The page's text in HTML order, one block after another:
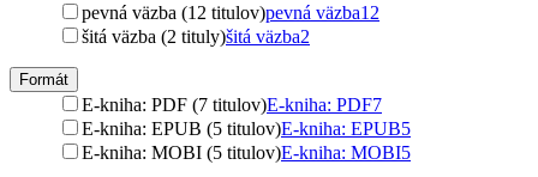
pevná väzba (12 titulov)pevná väzba12
šitá väzba (2 tituly)šitá väzba2
Formát
E-kniha: PDF (7 titulov)E-kniha: PDF7
E-kniha: EPUB (5 titulov)E-kniha: EPUB5
E-kniha: MOBI (5 titulov)E-kniha: MOBI5